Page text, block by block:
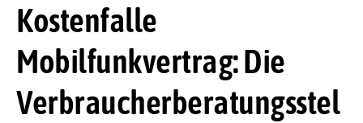
Kostenfalle
Mobilfunkvertrag: Die
Verbraucherberatungsstel